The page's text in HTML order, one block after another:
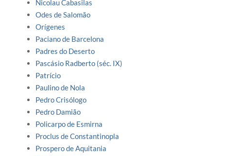
Nicolau Cabasilas
Odes de Salomão
Orígenes
Paciano de Barcelona
Padres do Deserto
Pascásio Radberto (séc. IX)
Patrício
Paulino de Nola
Pedro Crisólogo
Pedro Damião
Policarpo de Esmirna
Proclus de Constantinopla
Prospero de Aquitania